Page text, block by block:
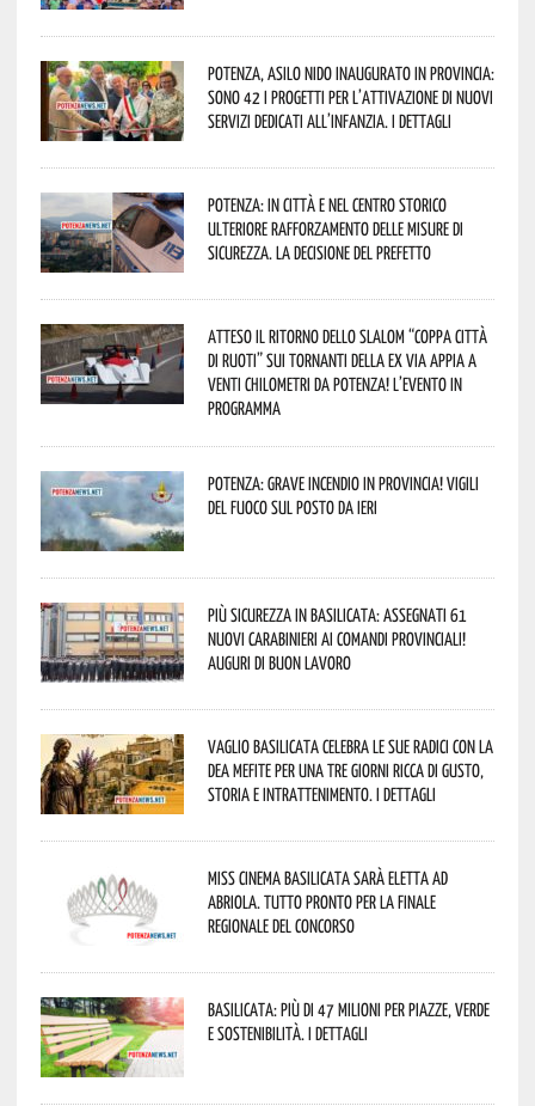
Potenza, asilo nido inaugurato in provincia:
sono 42 i progetti per l’attivazione di nuovi
servizi dedicati all’infanzia. I dettagli
Potenza: in città e nel centro storico
ulteriore rafforzamento delle misure di
sicurezza. La decisione del Prefetto
Atteso il ritorno dello slalom “Coppa Città
di Ruoti” sui tornanti della ex via Appia a
venti chilometri da Potenza! L’evento in
programma
Potenza: grave incendio in Provincia! Vigili
del fuoco sul posto da ieri
Più sicurezza in Basilicata: assegnati 61
nuovi Carabinieri ai Comandi provinciali!
Auguri di buon lavoro
Vaglio Basilicata celebra le sue radici con la
Dea Mefite per una tre giorni ricca di gusto,
storia e intrattenimento. I dettagli
Miss Cinema Basilicata sarà eletta ad
Abriola. Tutto pronto per la finale
regionale del concorso
Basilicata: più di 47 milioni per piazze, verde
e sostenibilità. I dettagli